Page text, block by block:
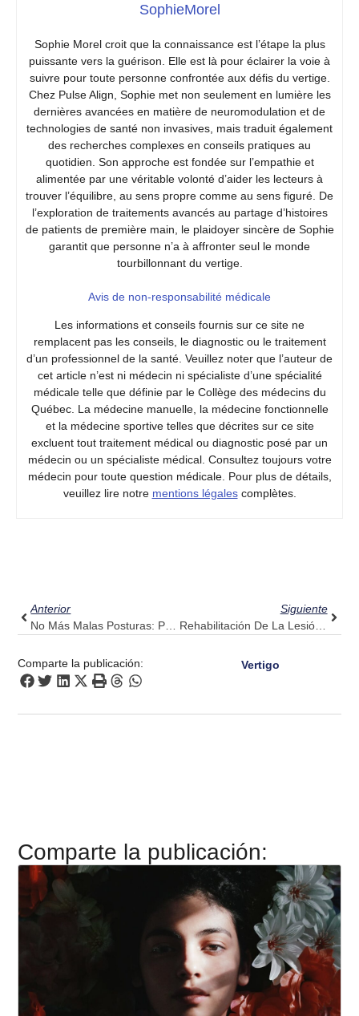
SophieMorel
Sophie Morel croit que la connaissance est l’étape la plus
puissante vers la guérison. Elle est là pour éclairer la voie à
suivre pour toute personne confrontée aux défis du vertige.
Chez Pulse Align, Sophie met non seulement en lumière les
dernières avancées en matière de neuromodulation et de
technologies de santé non invasives, mais traduit également
des recherches complexes en conseils pratiques au
quotidien. Son approche est fondée sur l’empathie et
alimentée par une véritable volonté d’aider les lecteurs à
trouver l’équilibre, au sens propre comme au sens figuré. De
l’exploration de traitements avancés au partage d’histoires
de patients de première main, le plaidoyer sincère de Sophie
garantit que personne n’a à affronter seul le monde
tourbillonnant du vertige.
Avis de non-responsabilité médicale
Les informations et conseils fournis sur ce site ne
remplacent pas les conseils, le diagnostic ou le traitement
d’un professionnel de la santé. Veuillez noter que l’auteur de
cet article n’est ni médecin ni spécialiste d’une spécialité
médicale telle que définie par le Collège des médecins du
Québec. La médecine manuelle, la médecine fonctionnelle
et la médecine sportive telles que décrites sur ce site
excluent tout traitement médical ou diagnostic posé par un
médecin ou un spécialiste médical. Consultez toujours votre
médecin pour toute question médicale. Pour plus de détails,
veuillez lire notre mentions légalescomplètes.
Anterior
No Más Malas Posturas: Pulse Align Como Tu Aliado Para Una Vida Erguida
Siguiente
Rehabilitación De La Lesión Del Manguito Rotador: Explore Pulse Align Para Obtener Apoyo Complementario
Comparte la publicación: Vertigo
Comparte la publicación: